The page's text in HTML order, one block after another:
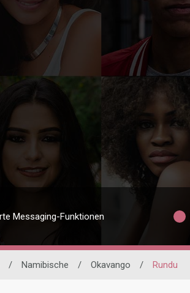
Messaging-Funktionen
/ Namibische / Okavango / Rundu